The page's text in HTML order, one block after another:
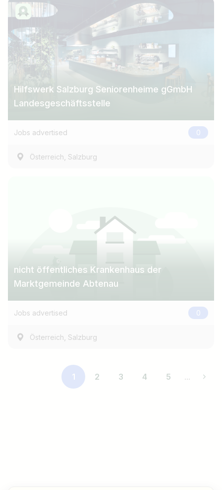
Hilfswerk Salzburg Seniorenheime gGmbH
Landesgeschäftsstelle
Jobs advertised 0
Österreich, Salzburg
nicht öffentliches Krankenhaus der
Marktgemeinde Abtenau
Jobs advertised 0
Österreich, Salzburg
1 2 3 4 5 ...